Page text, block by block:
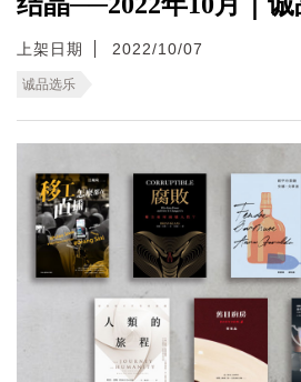
上架日期 2022/10/07
诚品选乐